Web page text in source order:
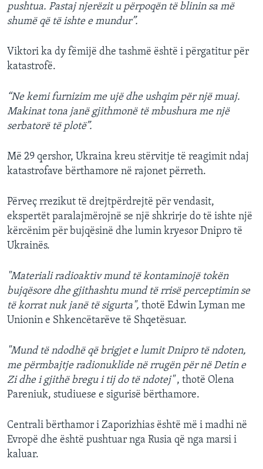
pushtua. Pastaj njerëzit u përpoqën të blinin sa më
shumë që të ishte e mundur”.
Viktori ka dy fëmijë dhe tashmë është i përgatitur për
katastrofë.
“Ne kemi furnizim me ujë dhe ushqim për një muaj.
Makinat tona janë gjithmonë të mbushura me një
serbatorë të plotë”.
Më 29 qershor, Ukraina kreu stërvitje të reagimit ndaj
katastrofave bërthamore në rajonet përreth.
Përveç rrezikut të drejtpërdrejtë për vendasit,
ekspertët paralajmërojnë se një shkrirje do të ishte një
kërcënim për bujqësinë dhe lumin kryesor Dnipro të
Ukrainës.
"Materiali radioaktiv mund të kontaminojë tokën
bujqësore dhe gjithashtu mund të rrisë perceptimin se
të korrat nuk janë të sigurta", thotë Edwin Lyman me
Unionin e Shkencëtarëve të Shqetësuar.
"Mund të ndodhë që brigjet e lumit Dnipro të ndoten,
me përmbajtje radionuklide në rrugën për në Detin e
Zi dhe i gjithë bregu i tij do të ndotej", thotë Olena
Pareniuk, studiuese e sigurisë bërthamore.
Centrali bërthamor i Zaporizhias është më i madhi në
Evropë dhe është pushtuar nga Rusia që nga marsi i
kaluar.